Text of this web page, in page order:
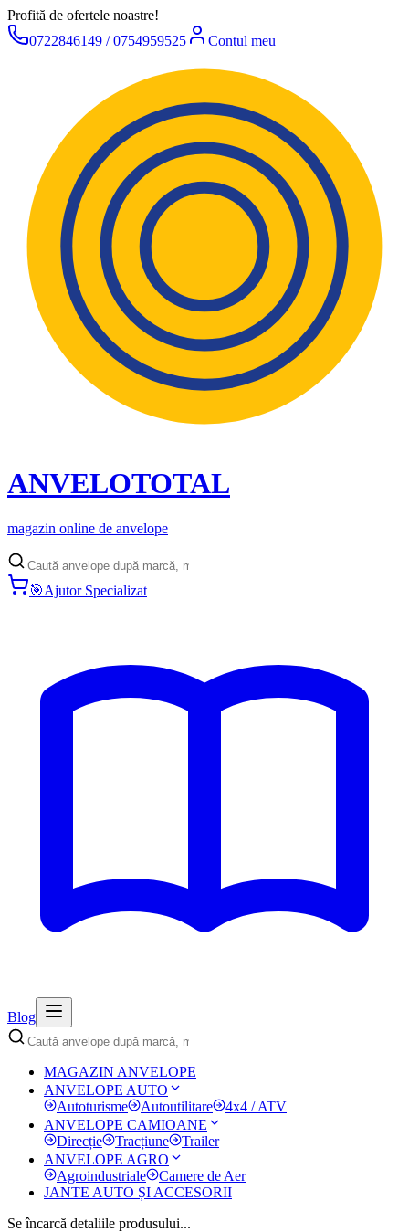
Profită de ofertele noastre!
0722846149 / 0754959525
Contul meu
ANVELOTOTAL
magazin online de anvelope
🎯Ajutor Specializat
Blog
MAGAZIN ANVELOPE
ANVELOPE AUTO
Autoturisme
Autoutilitare
4x4 / ATV
ANVELOPE CAMIOANE
Direcție
Tracțiune
Trailer
ANVELOPE AGRO
Agroindustriale
Camere de Aer
JANTE AUTO ȘI ACCESORII
Se încarcă detaliile produsului...